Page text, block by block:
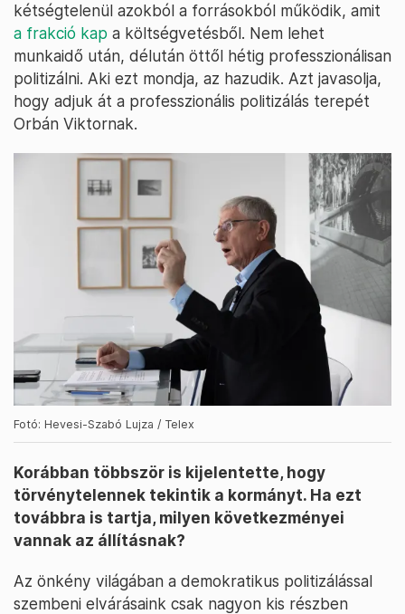
kétségtelenül azokból a forrásokból működik, amit
a frakció kap a költségvetésből. Nem lehet
munkaidő után, délután öttől hétig professzionálisan
politizálni. Aki ezt mondja, az hazudik. Azt javasolja,
hogy adjuk át a professzionális politizálás terepét
Orbán Viktornak.
Fotó: Hevesi-Szabó Lujza / Telex
Korábban többször is kijelentette, hogy
törvénytelennek tekintik a kormányt. Ha ezt
továbbra is tartja, milyen következményei
vannak az állításnak?
Az önkény világában a demokratikus politizálással
szembeni elvárásaink csak nagyon kis részben